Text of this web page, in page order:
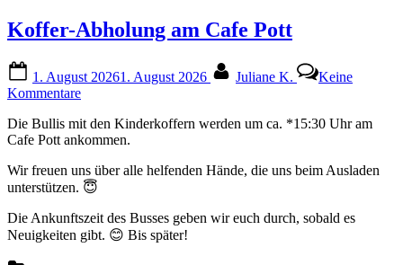
Koffer-Abholung am Cafe Pott
on
1. August 20261. August 2026 Juliane K.
Keine
Kommentarezu
Abholung
am
Pott
Die Bullis mit den Kinderkoffern werden um ca. *15:30 Uhr am
Cafe Pott ankommen.
Wir freuen uns über alle helfenden Hände, die uns beim Ausladen
unterstützen. 😇
Die Ankunftszeit des Busses geben wir euch durch, sobald es
Neuigkeiten gibt. 😊 Bis später!